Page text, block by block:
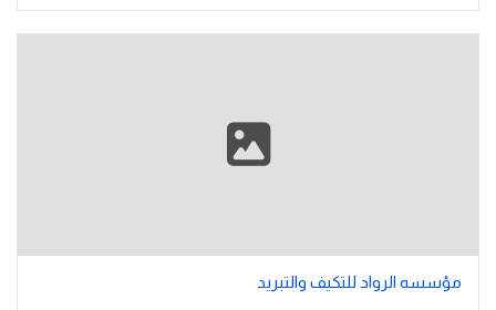
مؤسسه الرواد للتكيف والتبريد